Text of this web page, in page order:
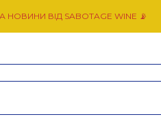
НОВИНИ ВІД SABOTAGE WINE 📡